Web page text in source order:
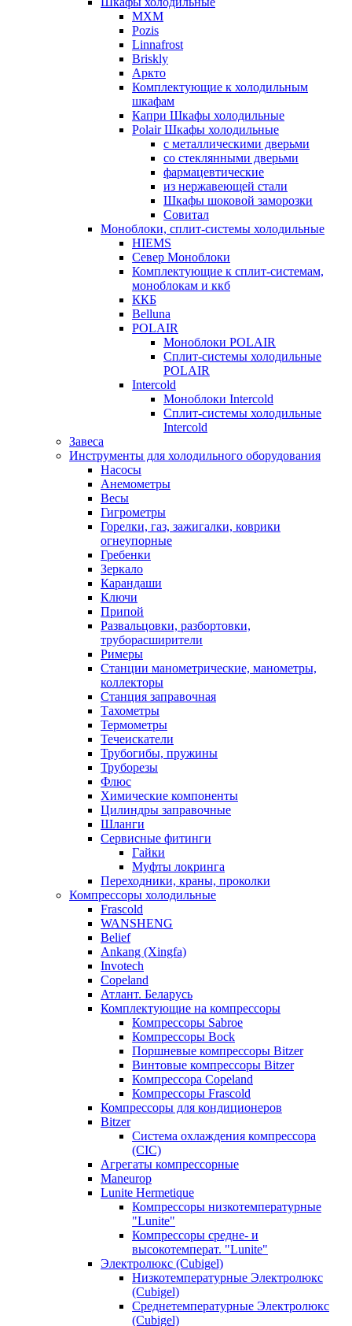
МХМ
Pozis
Linnafrost
Briskly
Аркто
Комплектующие к холодильным
шкафам
Капри Шкафы холодильные
Polair Шкафы холодильные
с металлическими дверьми
со стеклянными дверьми
фармацевтические
из нержавеющей стали
Шкафы шоковой заморозки
Совитал
Моноблоки, сплит-системы холодильные
HIEMS
Север Моноблоки
Комплектующие к сплит-системам,
моноблокам и ккб
ККБ
Belluna
POLAIR
Моноблоки POLAIR
Сплит-системы холодильные
POLAIR
Intercold
Моноблоки Intercold
Сплит-системы холодильные
Intercold
Завеса
Инструменты для холодильного оборудования
Насосы
Анемометры
Весы
Гигрометры
Горелки, газ, зажигалки, коврики
огнеупорные
Гребенки
Зеркало
Карандаши
Ключи
Припой
Развальцовки, разбортовки,
труборасширители
Римеры
Станции манометрические, манометры,
коллекторы
Станция заправочная
Тахометры
Термометры
Течеискатели
Трубогибы, пружины
Труборезы
Флюс
Химические компоненты
Цилиндры заправочные
Шланги
Сервисные фитинги
Гайки
Муфты локринга
Переходники, краны, проколки
Компрессоры холодильные
Frascold
WANSHENG
Belief
Ankang (Xingfa)
Invotech
Copeland
Атлант. Беларусь
Комплектующие на компрессоры
Компрессоры Sabroe
Компрессоры Bock
Поршневые компрессоры Bitzer
Винтовые компрессоры Bitzer
Компрессора Copeland
Компрессоры Frascold
Компрессоры для кондиционеров
Bitzer
Система охлаждения компрессора
(CIC)
Агрегаты компрессорные
Maneurop
Lunite Hermetique
Компрессоры низкотемпературные
"Lunite"
Компрессоры средне- и
высокотемперат. "Lunite"
Электролюкс (Cubigel)
Низкотемпературные Электролюкс
(Cubigel)
Среднетемпературные Электролюкс
(Cubigel)